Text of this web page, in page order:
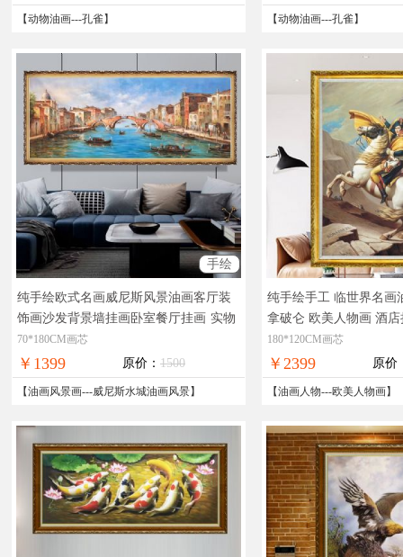
【动物油画---孔雀 】 【动物油画---孔雀 】
手绘
纯手绘欧式名画威尼斯风景油画客厅装
饰画沙发背景墙挂画卧室餐厅挂画 实物
拍摄，现货图片，在线支付，全国免邮
70*180CM画芯
￥1399 原价： 1500
【油画风景画---威尼斯水城油画风景】
纯手绘手工 临世界名画
拿破仑 欧美人物画 酒
画 著名人物油画，拿破
片，在线支付，全国免
180*120CM画芯
￥2399 原价
【油画人物---欧美人物画】